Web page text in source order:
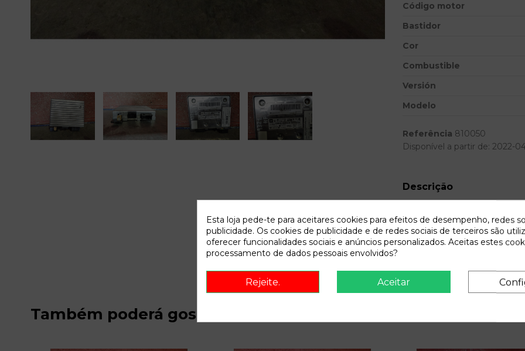
Código motor
Bastidor
Cor
Combustible
Versión
Modelo
Referência 810050
Disponível a partir de: 2022-
Descrição
Recambio de modulo
referencia OEM IAM 13353284
Também poderá gostar
Esta loja pede-te para aceitares cookies para efeitos de desempenho, redes
publicidade. Os cookies de publicidade e de redes sociais de terceiros são
oferecer funcionalidades sociais e anúncios personalizados. Aceitas estes
processamento de dados pessoais envolvidos?
Rejeite. Aceitar